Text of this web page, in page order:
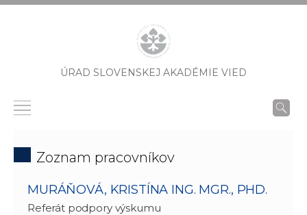
ÚRAD SLOVENSKEJ AKADÉMIE VIED
Zoznam pracovníkov
MURÁŇOVÁ, KRISTÍNA ING. MGR., PHD.
Referát podpory výskumu